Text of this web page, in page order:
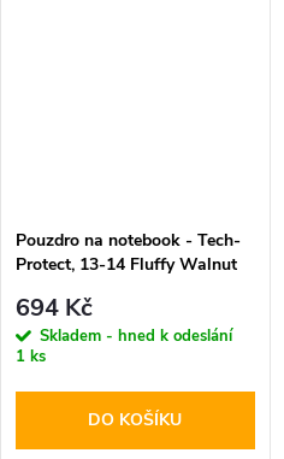
Pouzdro na notebook - Tech-
Protect, 13-14 Fluffy Walnut
694 Kč
Skladem - hned k odeslání
1 ks
DO KOŠÍKU